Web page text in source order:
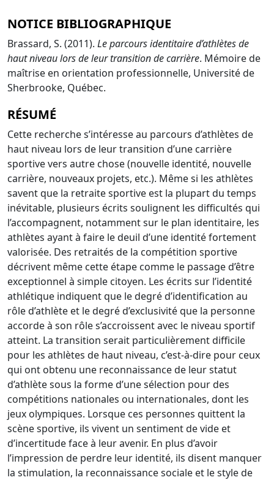
NOTICE BIBLIOGRAPHIQUE
Brassard, S. (2011). Le parcours identitaire d’athlètes de
haut niveau lors de leur transition de carrière. Mémoire de
maîtrise en orientation professionnelle, Université de
Sherbrooke, Québec.
RÉSUMÉ
Cette recherche s’intéresse au parcours d’athlètes de
haut niveau lors de leur transition d’une carrière
sportive vers autre chose (nouvelle identité, nouvelle
carrière, nouveaux projets, etc.). Même si les athlètes
savent que la retraite sportive est la plupart du temps
inévitable, plusieurs écrits soulignent les difficultés qui
l’accompagnent, notamment sur le plan identitaire, les
athlètes ayant à faire le deuil d’une identité fortement
valorisée. Des retraités de la compétition sportive
décrivent même cette étape comme le passage d’être
exceptionnel à simple citoyen. Les écrits sur l’identité
athlétique indiquent que le degré d’identification au
rôle d’athlète et le degré d’exclusivité que la personne
accorde à son rôle s’accroissent avec le niveau sportif
atteint. La transition serait particulièrement difficile
pour les athlètes de haut niveau, c’est-à-dire pour ceux
qui ont obtenu une reconnaissance de leur statut
d’athlète sous la forme d’une sélection pour des
compétitions nationales ou internationales, dont les
jeux olympiques. Lorsque ces personnes quittent la
scène sportive, ils vivent un sentiment de vide et
d’incertitude face à leur avenir. En plus d’avoir
l’impression de perdre leur identité, ils disent manquer
la stimulation, la reconnaissance sociale et le style de